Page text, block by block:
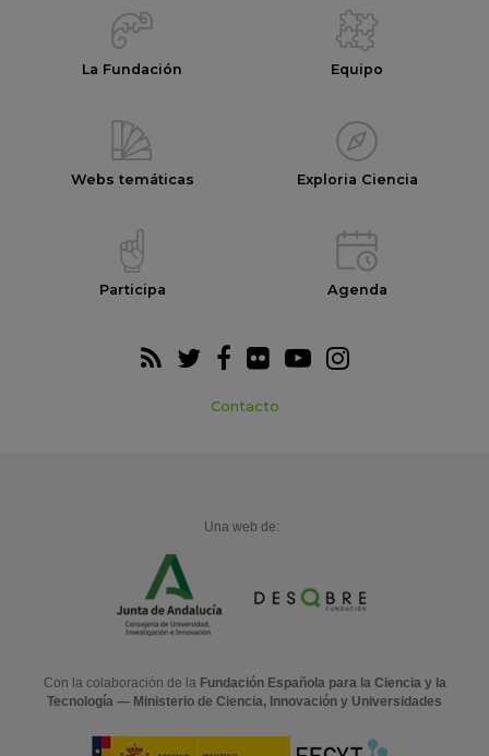
La Fundación Equipo
Webs temáticas Exploria Ciencia
Participa Agenda
Contacto
Una web de:
Con la colaboración de la Fundación Española para la Ciencia y la
Tecnología — Ministerio de Ciencia, Innovación y Universidades